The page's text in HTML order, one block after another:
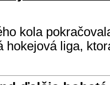
kola
hokejová liga,